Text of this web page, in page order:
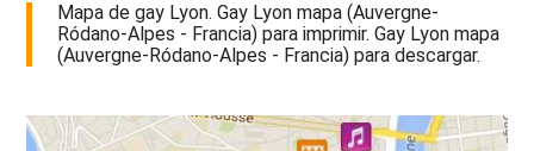
Mapa de gay Lyon. Gay Lyon mapa (Auvergne-
Ródano-Alpes - Francia) para imprimir. Gay Lyon mapa
(Auvergne-Ródano-Alpes - Francia) para descargar.